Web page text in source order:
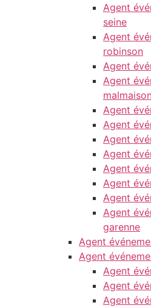
Agent
seine
Agent
robinson
Agent
Agent
Agent
Agent
Agent
Agent
Agent
Agent
Agent
Agent
garenne
Agent
Agent
Agent
Agent
Agent